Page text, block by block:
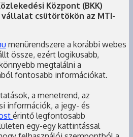
Központ (BKK)
csütörtökön az MTI-
menürendszere a korábbi webes
össze, ezért logikusabb,
megtalálni a
fontosabb információkat.
a menetrend, az
információk, a jegy- és
érintő legfontosabb
egy-egy kattintással